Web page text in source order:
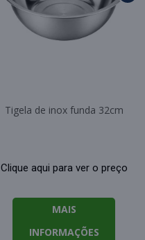
Tigela de inox funda 32cm
Clique aqui para ver o preço
MAIS
INFORMAÇÕES